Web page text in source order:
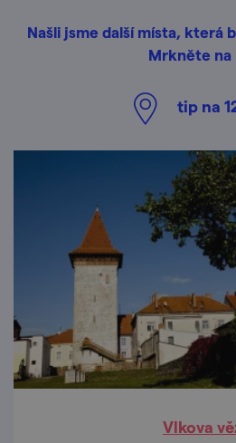
Našli jsme další místa, která
Mrkněte na
tip na
Vlkova